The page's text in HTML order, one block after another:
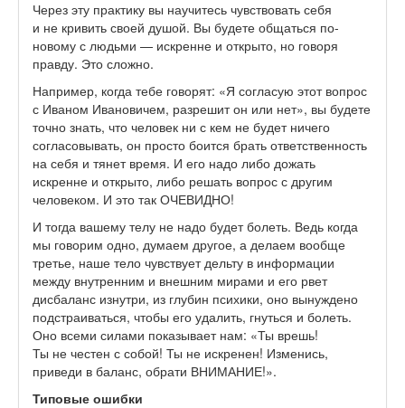
Через эту практику вы научитесь чувствовать себя
и не кривить своей душой. Вы будете общаться по-
новому с людьми — искренне и открыто, но говоря
правду. Это сложно.
Например, когда тебе говорят: «Я согласую этот вопрос
с Иваном Ивановичем, разрешит он или нет», вы будете
точно знать, что человек ни с кем не будет ничего
согласовывать, он просто боится брать ответственность
на себя и тянет время. И его надо либо дожать
искренне и открыто, либо решать вопрос с другим
человеком. И это так ОЧЕВИДНО!
И тогда вашему телу не надо будет болеть. Ведь когда
мы говорим одно, думаем другое, а делаем вообще
третье, наше тело чувствует дельту в информации
между внутренним и внешним мирами и его рвет
дисбаланс изнутри, из глубин психики, оно вынуждено
подстраиваться, чтобы его удалить, гнуться и болеть.
Оно всеми силами показывает нам: «Ты врешь!
Ты не честен с собой! Ты не искренен! Изменись,
приведи в баланс, обрати ВНИМАНИЕ!».
Типовые ошибки